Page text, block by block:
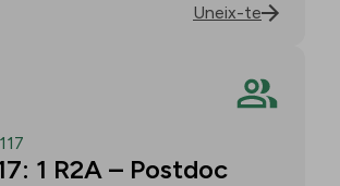
Uneix-te
1 R2A – Postdoc